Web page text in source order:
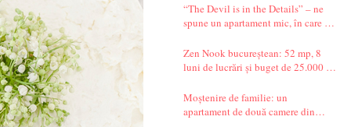
“The Devil is in the Details” – ne
spune un apartament mic, în care te
Zen Nook bucureștean: 52 mp, 8
luni de lucrări și buget de 25.000 de
Moștenire de familie: un
apartament de două camere din